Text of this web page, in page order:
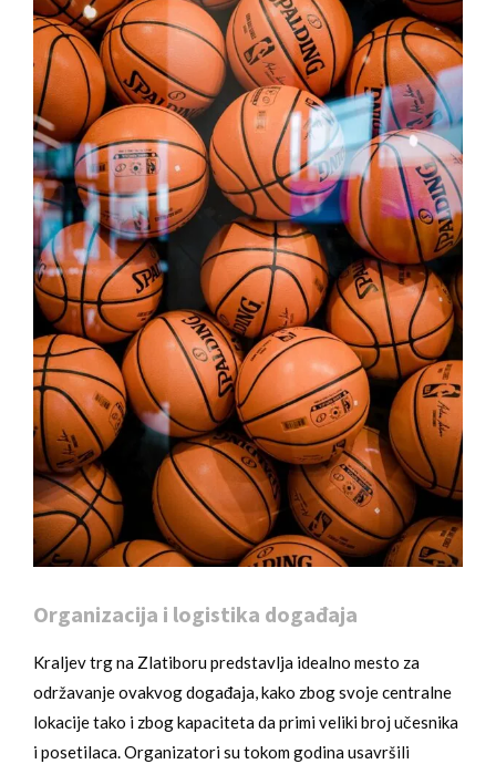
Organizacija i logistika događaja
Kraljev trg na Zlatiboru predstavlja idealno mesto za
održavanje ovakvog događaja, kako zbog svoje centralne
lokacije tako i zbog kapaciteta da primi veliki broj učesnika
i posetilaca. Organizatori su tokom godina usavršili